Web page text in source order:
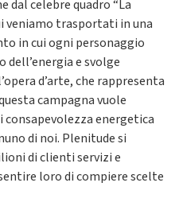
dal celebre quadro “La
veniamo trasportati in una
in cui ogni personaggio
e svolge
d’arte, che rappresenta
campagna vuole
consapevolezza energetica
di noi. Plenitude si
di clienti servizi e
loro di compiere scelte